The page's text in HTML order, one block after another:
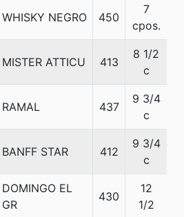
WHISKY NEGRO 450
7
cpos.
MISTER ATTICU 413
8 1/2
c
RAMAL 437
9 3/4
c
BANFF STAR 412
9 3/4
c
DOMINGO EL
GR
430
12
1/2